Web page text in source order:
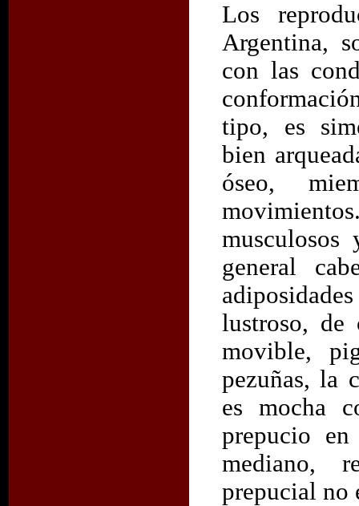
Los
Argentina,
con las
tipo, es
bien
óseo,
musculosos
general
lustroso,
movible,
pezuñas, la
es mocha
prepucio
mediano,
prepucial no